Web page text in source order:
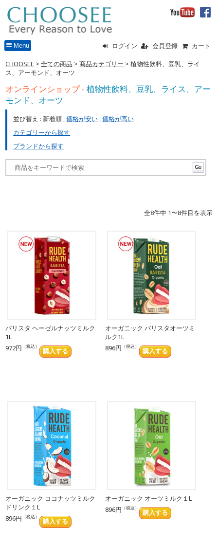
ログイン 会員登録 カート
Menu
CHOOSEE >全ての商品 >商品カテゴリー >植物性飲料、豆乳、ライ
ス、アーモンド、オーツ
オンラインショップ -植物性飲料、豆乳、ライス、アー
モンド、オーツ
並び替え : 新着順 ,価格が安い ,価格が高い
カテゴリーから探す
ブランドから探す
全8件中 1〜8件目を表示
バリスタ ヘーゼルナッツミルク
1L
972円 （税込）
オーガニック バリスタオーツミ
ルク1L
896円 （税込）
オーガニック ココナッツミルク
ドリンク１L
896円 （税込）
オーガニック オーツミルク１L
896円 （税込）